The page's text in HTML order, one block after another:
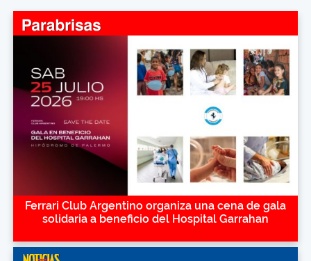
Ferrari Club Argentino organiza una cena de gala
solidaria a beneficio del Hospital Garrahan